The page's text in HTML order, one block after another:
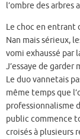
l’ombre des arbres
Le choc en entrant
Nan mais sérieux,
vomi exhaussé par
J’essaye de
Le duo vannetais
même temps que
professionnalisme
public commence
croisés à plusieurs